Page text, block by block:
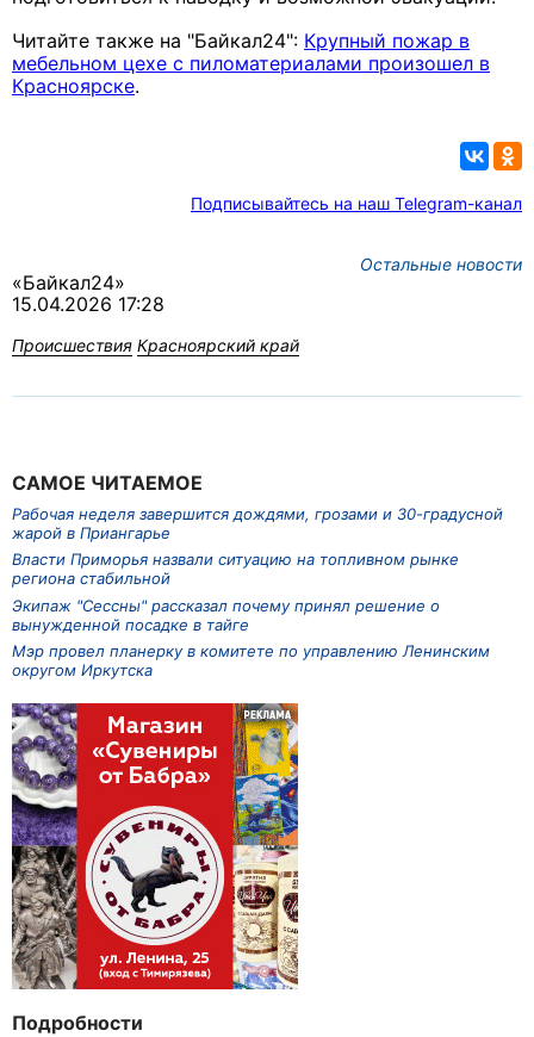
Читайте также на "Байкал24": Крупный пожар в
мебельном цехе с пиломатериалами произошел в
Красноярске.
Подписывайтесь на наш Telegram-канал
Остальные новости
«Байкал24»
15.04.2026 17:28
Происшествия Красноярский край
САМОЕ ЧИТАЕМОЕ
Рабочая неделя завершится дождями, грозами и 30-градусной
жарой в Приангарье
Власти Приморья назвали ситуацию на топливном рынке
региона стабильной
Экипаж "Сессны" рассказал почему принял решение о
вынужденной посадке в тайге
Мэр провел планерку в комитете по управлению Ленинским
округом Иркутска
Подробности